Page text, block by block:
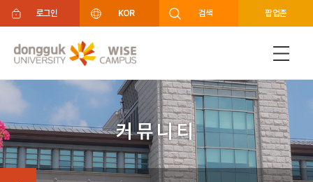
주메뉴 바로가기
푸터 바로가기
로그인 KOR 검색 팝업존
커뮤니티